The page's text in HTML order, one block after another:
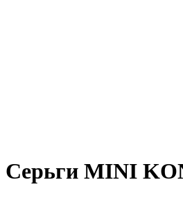
Cерьги MINI